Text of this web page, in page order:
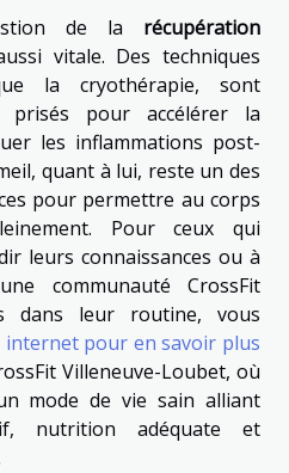
de la récupération
vitale. Des techniques
la cryothérapie, sont
prisés pour accélérer la
les inflammations post-
quant à lui, reste un des
pour permettre au corps
Pour ceux qui
leurs connaissances ou à
communauté CrossFit
dans leur routine, vous
internet pour en savoir plus
Villeneuve-Loubet, où
mode de vie sain alliant
nutrition adéquate et